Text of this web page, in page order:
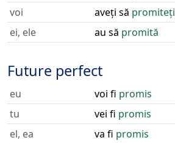
voi
aveți să promiteți
ei, ele
au să promită
Future perfect
eu voi fi promis
tu
vei fi promis
el, ea
va fi promis